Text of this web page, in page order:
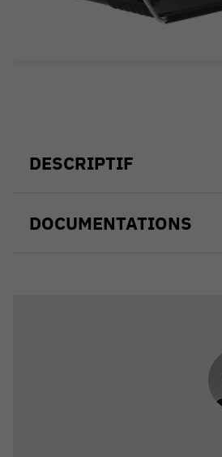
DESCRIPTIF
DOCUMENTATIONS